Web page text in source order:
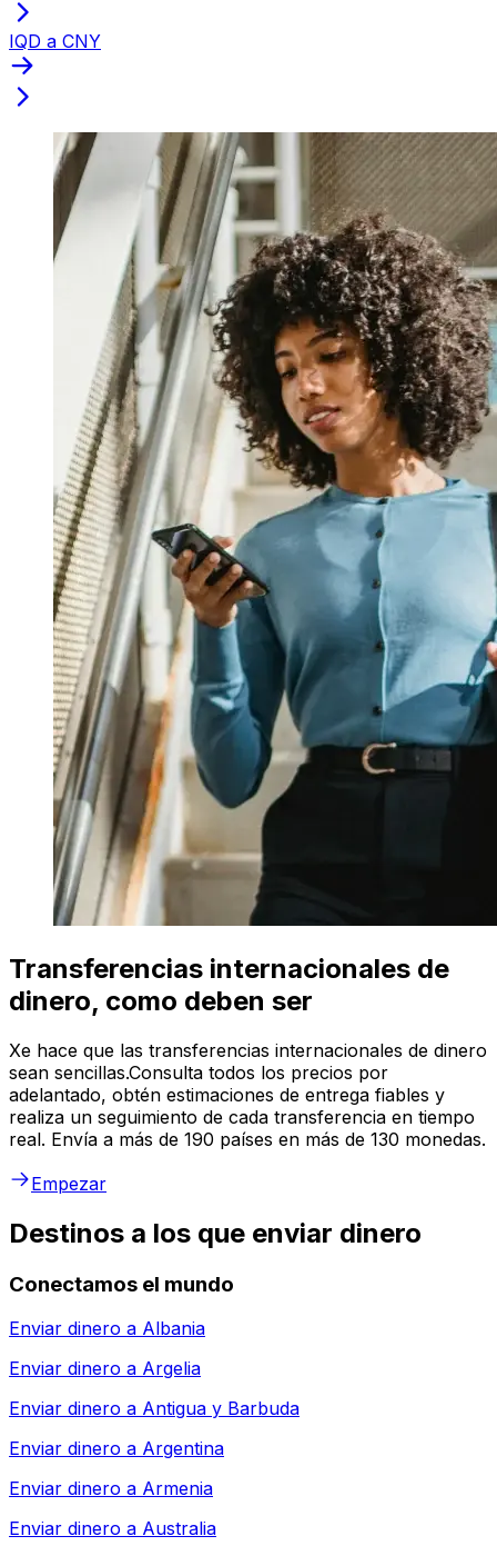
IQD a CNY
Transferencias internacionales de
dinero, como deben ser
Xe hace que las transferencias internacionales de dinero
sean sencillas.Consulta todos los precios por
adelantado, obtén estimaciones de entrega fiables y
realiza un seguimiento de cada transferencia en tiempo
real. Envía a más de 190 países en más de 130 monedas.
Empezar
Destinos a los que enviar dinero
Conectamos el mundo
Enviar dinero a Albania
Enviar dinero a Argelia
Enviar dinero a Antigua y Barbuda
Enviar dinero a Argentina
Enviar dinero a Armenia
Enviar dinero a Australia